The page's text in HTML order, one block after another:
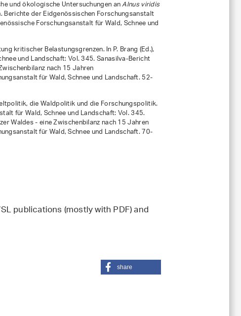
und ökologische Untersuchungen anAlnus viridis
. Berichte der Eidgenössischen Forschungsanstalt
Forschungsanstalt für Wald, Schnee und
kritischer Belastungsgrenzen. In P. Brang (Ed.),
und Landschaft: Vol. 345.Sanasilva-Bericht
nach 15 Jahren
für Wald, Schnee und Landschaft. 52-
die Waldpolitik und die Forschungspolitik.
für Wald, Schnee und Landschaft: Vol. 345.
Waldes - eine Zwischenbilanz nach 15 Jahren
für Wald, Schnee und Landschaft. 70-
publications (mostly with PDF) and
share